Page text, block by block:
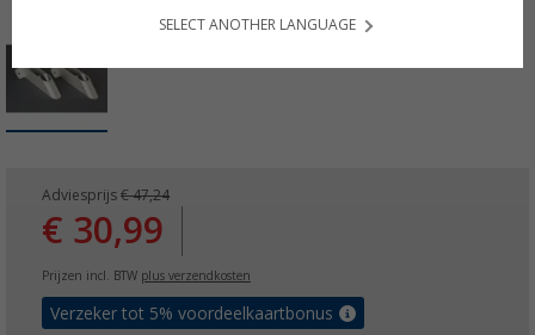
Adviesprijs € 47,24
€ 30,99
Prijzen incl. BTW plus verzendkosten
Verzeker tot 5% voordeelkaartbonus
SELECT ANOTHER LANGUAGE